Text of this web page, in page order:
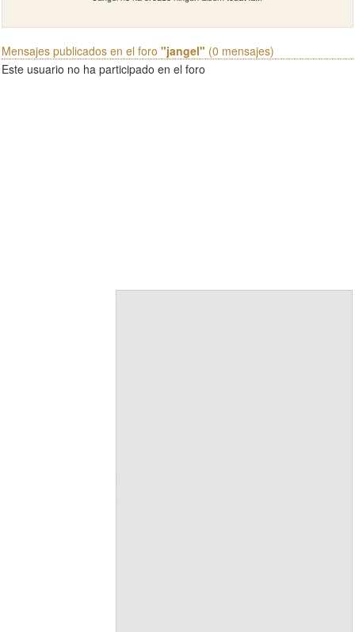
Mensajes publicados en el foro "jangel" (0 mensajes)
Este usuario no ha participado en el foro